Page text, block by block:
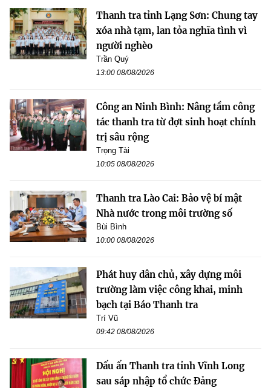
Thanh tra tỉnh Lạng Sơn: Chung tay
xóa nhà tạm, lan tỏa nghĩa tình vì
người nghèo
Trần Quý
13:00 08/08/2026
Công an Ninh Bình: Nâng tầm công
tác thanh tra từ đợt sinh hoạt chính
trị sâu rộng
Trọng Tài
10:05 08/08/2026
Thanh tra Lào Cai: Bảo vệ bí mật
Nhà nước trong môi trường số
Bùi Bình
10:00 08/08/2026
Phát huy dân chủ, xây dựng môi
trường làm việc công khai, minh
bạch tại Báo Thanh tra
Trí Vũ
09:42 08/08/2026
Dấu ấn Thanh tra tỉnh Vĩnh Long
sau sáp nhập tổ chức Đảng